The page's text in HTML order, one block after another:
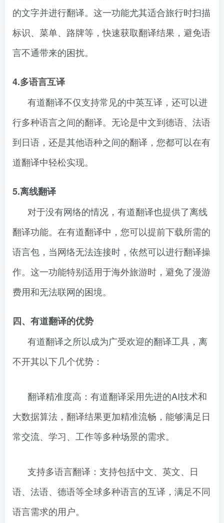
的文字并进行翻译。这一功能尤其适合旅行时扫描
标识、菜单、路牌等，快速获取翻译结果，避免语
言不通带来的困扰。
4.多语言互译
有道翻译不仅支持常见的中英互译，还可以进
行多种语言之间的翻译。无论是中文到德语、法语
到日语，还是其他语种之间的翻译，您都可以在有
道翻译中轻松实现。
5.离线翻译
对于没有网络的情况，有道翻译也提供了离线
翻译功能。在有道翻译中，您可以提前下载所需的
语言包，当网络无法连接时，依然可以进行翻译操
作。这一功能特别适用于海外旅游时，避免了漫游
费用和无法联网的困境。
四、有道翻译的优势
有道翻译之所以成为广受欢迎的翻译工具，离
不开其以下几个优势：
翻译精准度高：有道翻译采用先进的AI技术和
大数据算法，翻译结果更加精准流畅，能够满足日
常交流、学习、工作等多种场景的需求。
支持多语言翻译：支持包括中文、英文、日
语、法语、德语等全球多种语言的互译，满足不同
语言需求的用户。